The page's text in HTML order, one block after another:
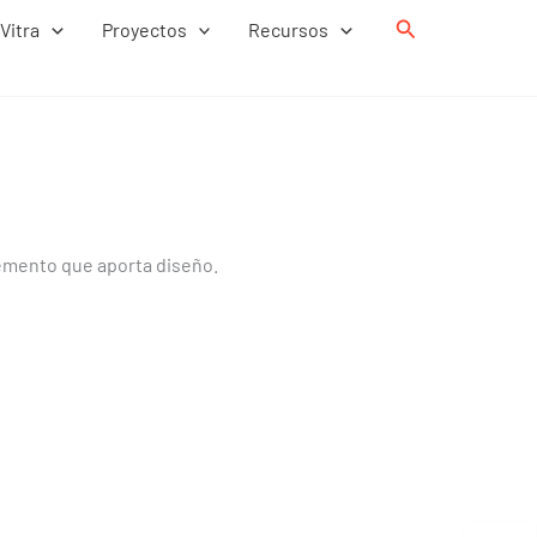
Vitra Proyectos Recursos Buscar
que aporta diseño.